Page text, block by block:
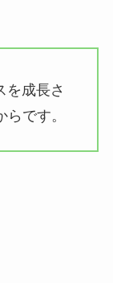
を成長さ
です。